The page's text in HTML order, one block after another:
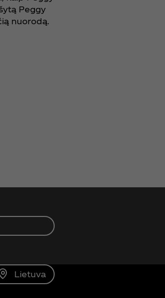
Peggy
nuorodą.
Lietuva